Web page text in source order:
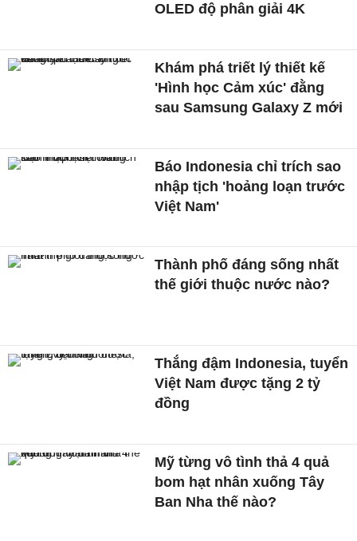
OLED độ phân giải 4K
Khám phá triết lý thiết kế
'Hình học Cảm xúc' đằng
sau Samsung Galaxy Z mới
Báo Indonesia chỉ trích sao
nhập tịch 'hoảng loạn trước
Việt Nam'
Thành phố đáng sống nhất
thế giới thuộc nước nào?
Thắng đậm Indonesia, tuyển
Việt Nam được tặng 2 tỷ
đồng
Mỹ từng vô tình thả 4 quả
bom hạt nhân xuống Tây
Ban Nha thế nào?